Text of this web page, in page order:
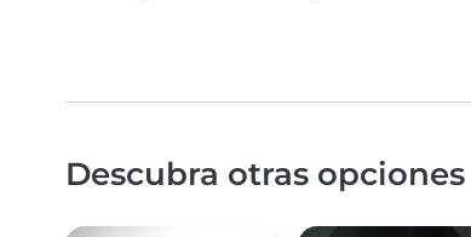
Descubra otras